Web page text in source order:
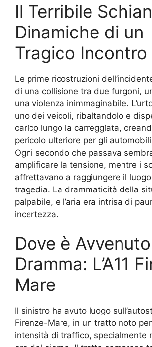
Il Terribile
Dinamiche di un
Tragico Incontro
Le prime ricostruzioni
di una collisione tra due furgoni,
una violenza inimmaginabile.
uno dei veicoli, ribaltandolo e
carico lungo la carreggiata,
pericolo ulteriore per gli
Ogni secondo che passava
amplificare la tensione, mentre i
affrettavano a raggiungere il
tragedia. La drammaticità della
palpabile, e l’aria era intrisa di
incertezza.
Dove è
Dramma: L’A11
Mare
Il sinistro ha avuto luogo
Firenze-Mare, in un tratto noto
intensità di traffico, specialmente